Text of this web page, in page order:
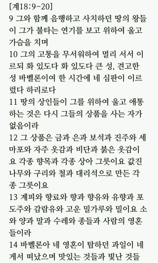
[계18:9-20]
9 그와 함께 음행하고 사치하던 땅의 왕들
이 그가 불타는 연기를 보고 위하여 울고
가슴을 치며
10 그의 고통을 무서워하여 멀리 서서 이
르되 화 있도다 화 있도다 큰 성, 견고한
성 바벨론이여 한 시간에 네 심판이 이르
렀다 하리로다
11 땅의 상인들이 그를 위하여 울고 애통
하는 것은 다시 그들의 상품을 사는 자가
없음이라
12 그 상품은 금과 은과 보석과 진주와 세
마포와 자주 옷감과 비단과 붉은 옷감이
요 각종 향목과 각종 상아 그릇이요 값진
나무와 구리와 철과 대리석으로 만든 각
종 그릇이요
13 계피와 향료와 향과 향유와 유향과 포
도주와 감람유와 고운 밀가루와 밀이요 소
와 양과 말과 수레와 종들과 사람의 영혼
들이라
14 바벨론아 네 영혼이 탐하던 과일이 네
게서 떠났으며 맛있는 것들과 빛난 것들